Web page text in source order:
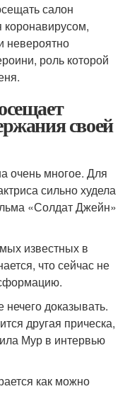
салон
коронавирусом,
невероятно
роль которой
своей
очень многое. Для
сильно худела
«Солдат Джейн»
известных в
что сейчас не
доказывать.
другая прическа,
Мур в интервью
как можно